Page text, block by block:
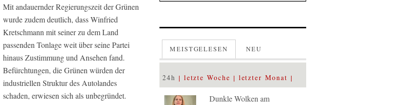
Mit andauernder Regierungszeit der Grünen
wurde zudem deutlich, dass Winfried
Kretschmann mit seiner zu dem Land
passenden Tonlage weit über seine Partei
hinaus Zustimmung und Ansehen fand.
Befürchtungen, die Grünen würden der
industriellen Struktur des Autolandes
schaden, erwiesen sich als unbegründet.
MEISTGELESEN NEU
24h letzte Woche letzter Monat
Dunkle Wolken am